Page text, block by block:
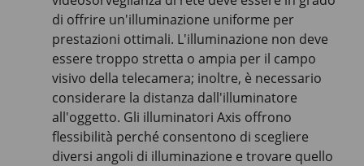
di offrire un'illuminazione uniforme per
prestazioni ottimali. L'illuminazione non deve
essere troppo stretta o ampia per il campo
visivo della telecamera; inoltre, è necessario
considerare la distanza dall'illuminatore
all'oggetto. Gli illuminatori Axis offrono
flessibilità perché consentono di scegliere
diversi angoli di illuminazione e trovare quello